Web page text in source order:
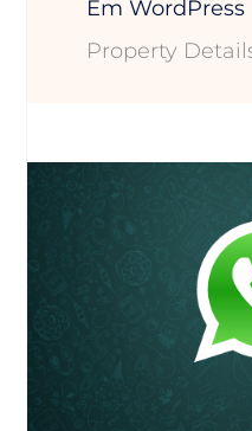
Em WordPress
Property